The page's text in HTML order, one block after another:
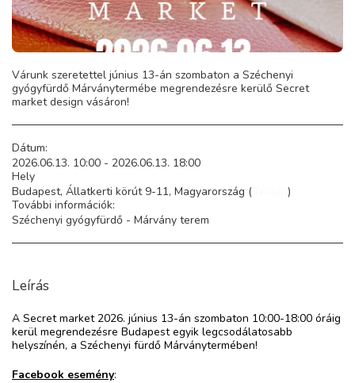
Várunk szeretettel június 13-án szombaton a Széchenyi
gyógyfürdő Márványtermébe megrendezésre kerülő Secret
market design vásáron!
Dátum:
2026.06.13. 10:00 - 2026.06.13. 18:00
Hely
Budapest, Állatkerti körút 9-11, Magyarország (
)
További információk:
Széchenyi gyógyfürdő - Márvány terem
Leírás
A Secret market 2026. június 13-án szombaton 10:00-18:00 óráig
kerül megrendezésre Budapest egyik legcsodálatosabb
helyszínén, a Széchenyi fürdő Márványtermében!
Facebook esemény: